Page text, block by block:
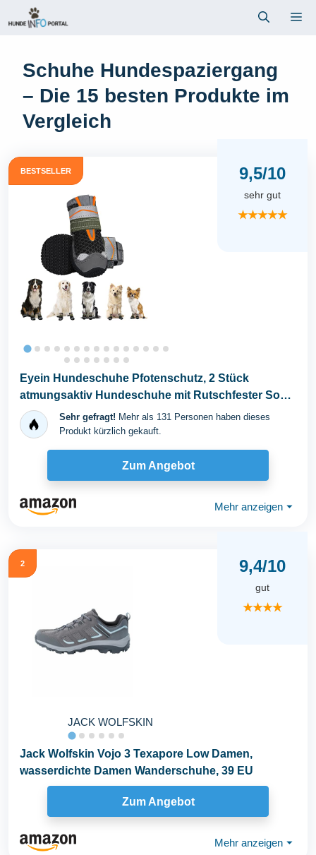
Inhalt
Schuhe Hundespaziergang
– Die 15 besten Produkte im
Vergleich
BESTSELLER 9,5/10
sehr gut
★★★★★
Eyein Hundeschuhe Pfotenschutz, 2 Stück
atmungsaktiv Hundeschuhe mit Rutschfester Sohle
und...
Sehr gefragt! Mehr als 131 Personen haben dieses
Produkt kürzlich gekauft.
Zum Angebot
Mehr anzeigen ⏷
2
JACK WOLFSKIN
9,4/10
gut
★★★★
Jack Wolfskin Vojo 3 Texapore Low Damen,
wasserdichte Damen Wanderschuhe, 39 EU
Zum Angebot
Mehr anzeigen ⏷